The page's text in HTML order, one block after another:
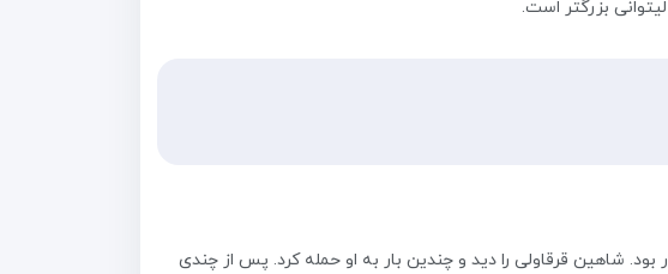
شاهین قرقاولی را دید و چندین بار به او حمله کرد. پس از چندی